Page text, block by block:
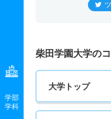
学部
学科
柴田学園大学の
大学トップ